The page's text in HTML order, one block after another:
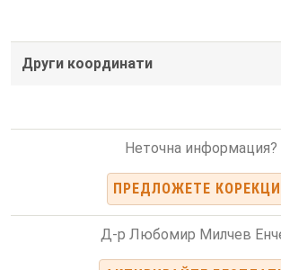
Други координати
Неточна информация?
ПРЕДЛОЖЕТЕ
Д-р Любомир Милчев